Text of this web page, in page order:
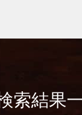
索結果